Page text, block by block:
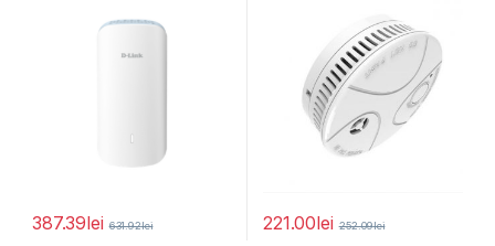
387.39lei 631.92lei 221.00lei 252.09lei